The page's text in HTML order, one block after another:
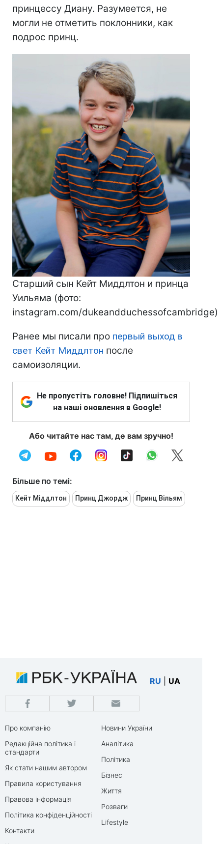
принцессу Диану. Разумеется, не
могли не отметить поклонники, как
подрос принц.
Старший сын Кейт Миддлтон и принца
Уильяма (фото:
instagram.com/dukeandduchessofcambridge)
Ранее мы писали про первый выход в
свет Кейт Миддлтон после
самоизоляции.
Не пропустіть головне! Підпишіться
на наші оновлення в Google!
Або читайте нас там, де вам зручно!
Більше по темі:
Кейт Міддлтон Принц Джордж Принц Вільям
RU UA
Про компанію
Редакційна політика і
стандарти
Як стати нашим автором
Правила користування
Правова інформація
Політика конфіденційності
Контакти
Новини України
Аналітика
Політика
Бізнес
Життя
Розваги
Lifestyle